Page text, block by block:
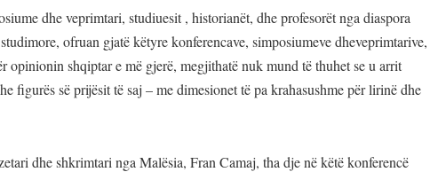
dhe veprimtari, studiuesit , historianët, dhe profesorët nga diaspora
ofruan gjatë këtyre konferencave, simposiumeve dheveprimtarive,
opinionin shqiptar e më gjerë, megjithatë nuk mund të thuhet se u arrit
figurës së prijësit të saj – me dimesionet të pa krahasushme për lirinë dhe
dhe shkrimtari nga Malësia, Fran Camaj, tha dje në këtë konferencë